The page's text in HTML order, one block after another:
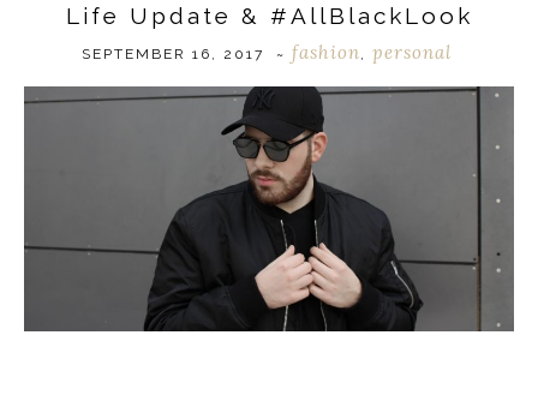
Life Update & #AllBlackLook
SEPTEMBER 16, 2017 ~ fashion personal